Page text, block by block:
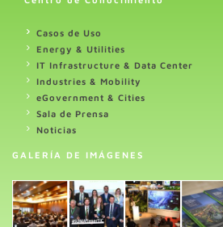
Casos de Uso
Energy & Utilities
IT Infrastructure & Data Center
Industries & Mobility
eGovernment & Cities
Sala de Prensa
Noticias
GALERÍA DE IMÁGENES